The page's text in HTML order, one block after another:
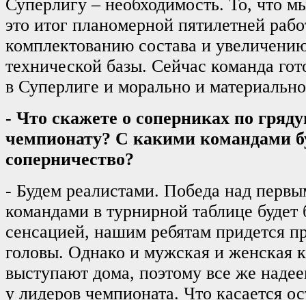
Суперлигу – необходимость. То, что
это итог планомерной пятилетней
комплектованию состава и
технической базы. Сейчас команда
в Суперлиге и морально и
- Что скажете о соперниках по
чемпионату? С какими командами
соперничество?
- Будем реалистами. Победа над
командами в турнирной таблице
сенсацией, нашим ребятам придется
головы. Однако и мужская и женская
выступают дома, поэтому все же
у лидеров чемпионата. Что касается